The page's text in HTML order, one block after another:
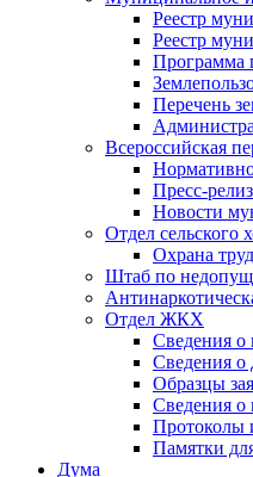
Реестр
Реестр
Программа
Перечень
Всероссийская
Пресс-
Новости
Отдел сельского
Охрана
Штаб по
Отдел ЖКХ
Сведения о
Сведения о
Образцы
Сведения о
Протоколы
Памятки
Дума